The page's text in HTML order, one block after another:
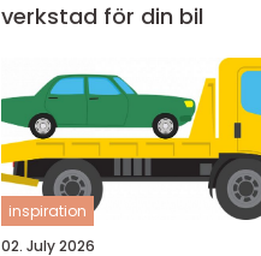
verkstad för din bil
inspiration
02. July 2026